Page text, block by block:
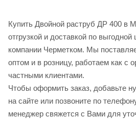
Купить Двойной раструб ДР 400 в
отгрузкой и доставкой по
компании Черметком. Мы
оптом и в розницу, работаем как с
частными клиентами.
Чтобы оформить заказ, добавьте
на сайте или позвоните по
менеджер свяжется с Вами для